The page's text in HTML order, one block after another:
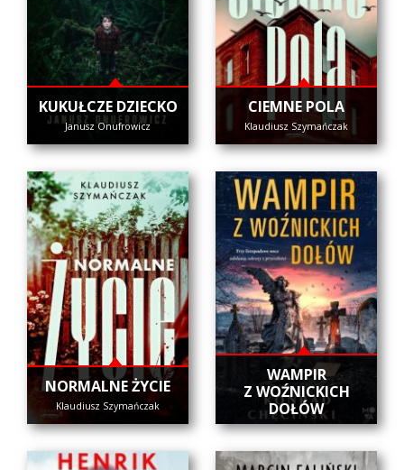
KUKUŁCZE DZIECKO
Janusz Onufrowicz
CIEMNE POLA
Klaudiusz Szymańczak
NORMALNE ŻYCIE
Klaudiusz Szymańczak
WAMPIR
Z WOŹNICKICH
DOŁÓW